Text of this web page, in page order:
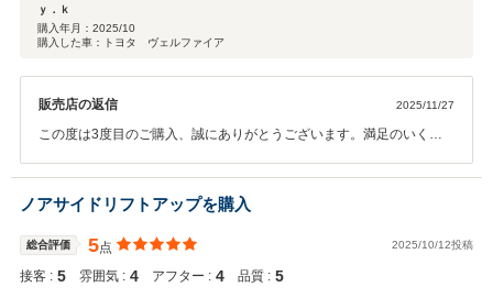
ｙ．ｋ
購入年月： 2025/10
購入した車：トヨタ ヴェルファイア
販売店の返信 2025/11/27
この度は3度目のご購入、誠にありがとうございます。満足のいくお
タムなど、どんなことでもお気軽にご相談ください。 当店スタッフ一
同、次回のご来店を心よりお待ちしております。
ノアサイドリフトアップを購入
総合評価 5点 2025/10/12投稿
接客 : 5 雰囲気 : 4 アフター : 4 品質 : 5